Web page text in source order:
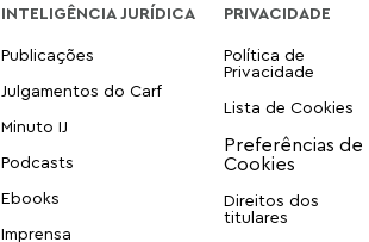
INTELIGÊNCIA JURÍDICA
Publicações
Julgamentos do Carf
Minuto IJ
Podcasts
Ebooks
Imprensa
PRIVACIDADE
Política de
Privacidade
Lista de Cookies
Direitos dos
titulares